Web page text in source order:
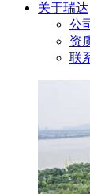
关于瑞达
公
资
联